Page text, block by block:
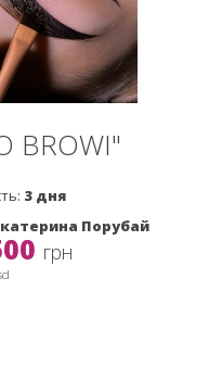
BROWI"
3 дня
Порубай
грн